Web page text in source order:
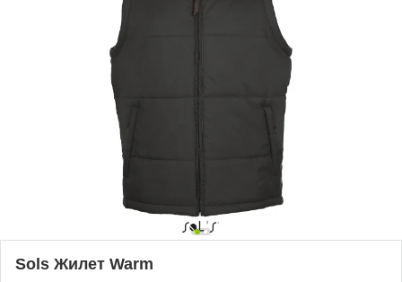
Sols Жилет Warm